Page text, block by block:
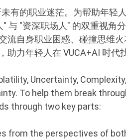
有的职业迷茫。为帮助年轻
与 "资深职场人" 的双重视角
流自身职业困惑、碰撞思维
力年轻人在 VUCA+AI 时代
Uncertainty,
To help them break
through two key parts:
from the perspectives of